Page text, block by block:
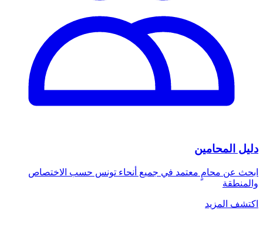
دليل المحامين
ابحث عن محامٍ معتمد في جميع أنحاء تونس حسب الاختصاص
والمنطقة
اكتشف المزيد